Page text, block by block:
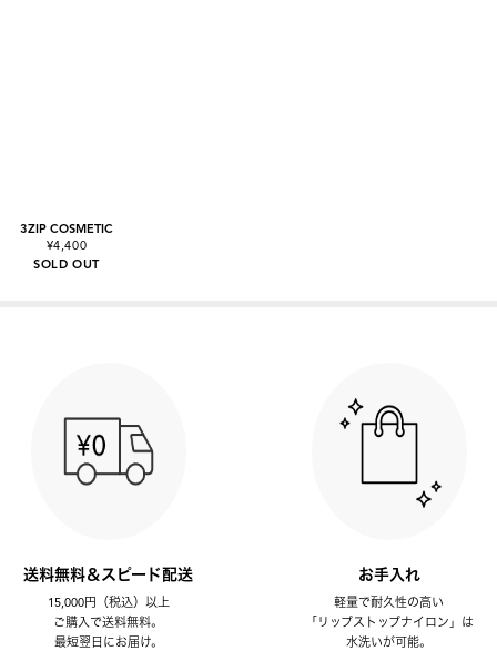
3ZIP COSMETIC
¥4,400
SOLD OUT
送料無料＆スピード配送
15,000円（税込）以上
ご購入で送料無料。
最短翌日にお届け。
お手入れ
軽量で耐久性の高い
「リップストップナイロン」は
水洗いが可能。